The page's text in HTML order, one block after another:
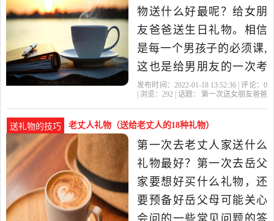
喜好，有什么固定的习惯
没有，根据岳父...
物送什么好最呢？给女朋
友爸爸送生日礼物。相信
是每一个男孩子的必须课,
这也是给男朋友的一次考
验,第一次见面很重要,表现
得面子和长辈对双方感情
的肯定。初次登门,当然不
能空着手而来。这送礼物
自然是很有技巧的,绝不是
买的东西
发布时间：2022-01-18 13:52:36 | 评论： 0
| 浏览： 292 | 话题：
第一次送女朋友爸爸
送礼物的技巧 老丈人礼物（送给老丈人的18种礼物）
第一次去老丈人家送什么
礼物最好？第一次去岳父
家要想好买什么礼物，还
要预备好岳父母可能关心
会问的一些常见问题的答